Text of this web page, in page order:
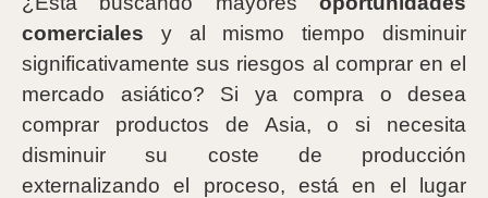
comerciales y al mismo tiempo disminuir
significativamente sus riesgos al comprar en el
mercado asiático? Si ya compra o desea
comprar productos de Asia, o si necesita
disminuir su coste de producción
externalizando el proceso, está en el lugar